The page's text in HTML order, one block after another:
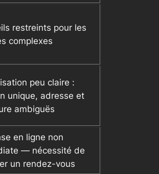
restreints pour les
complexes
peu claire :
unique, adresse et
ambiguës
en ligne non
— nécessité de
un rendez-vous